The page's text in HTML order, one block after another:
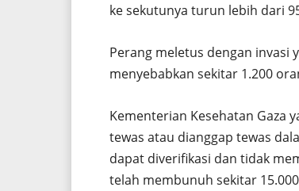
ke sekutunya turun lebih dari
Perang meletus dengan invasi
menyebabkan sekitar 1.200
Kementerian Kesehatan Gaza
tewas atau dianggap tewas
dapat diverifikasi dan tidak
telah membunuh sekitar